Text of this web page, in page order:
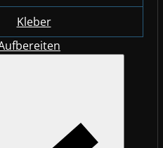
Kleber